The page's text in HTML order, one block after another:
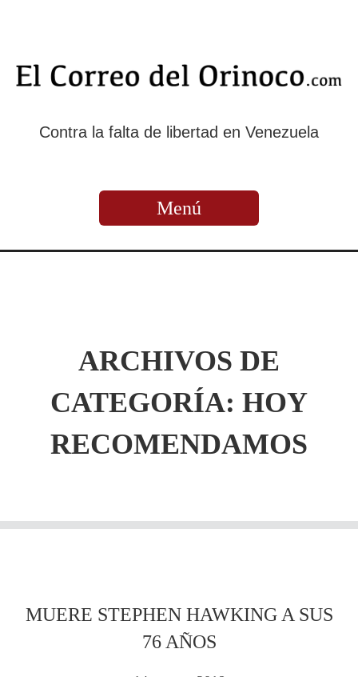
Contra la falta de libertad en Venezuela
Menú
ARCHIVOS DE
CATEGORÍA: HOY
RECOMENDAMOS
MUERE STEPHEN HAWKING A SUS
76 AÑOS